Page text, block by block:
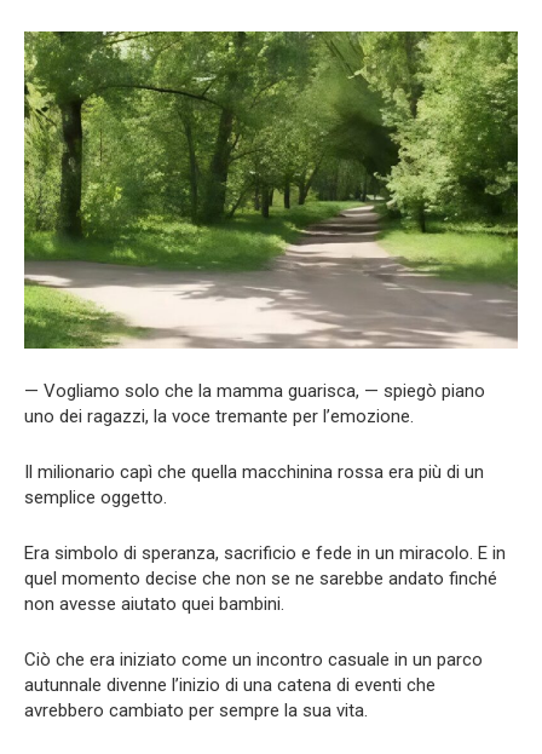
— Vogliamo solo che la mamma guarisca, — spiegò piano
uno dei ragazzi, la voce tremante per l’emozione.
Il milionario capì che quella macchinina rossa era più di un
semplice oggetto.
Era simbolo di speranza, sacrificio e fede in un miracolo. E in
quel momento decise che non se ne sarebbe andato finché
non avesse aiutato quei bambini.
Ciò che era iniziato come un incontro casuale in un parco
autunnale divenne l’inizio di una catena di eventi che
avrebbero cambiato per sempre la sua vita.